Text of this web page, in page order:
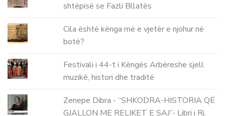
shtëpisë se Fazli Bllatës
Cila është kënga më e vjetër e njohur në
botë?
Festivali i 44-t i Këngës Arbëreshe sjell
muzikë, histori dhe traditë
Zenepe Dibra - “SHKODRA-HISTORIA QË
GJALLON ME RELIKET E SAJ”- Libri i Ri.